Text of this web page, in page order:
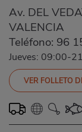
Av. DEL
VALENCIA
Teléfono: 96
Jueves: 09:00-
VER FOLLETO